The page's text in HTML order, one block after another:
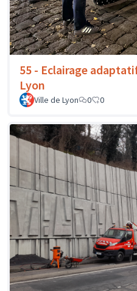
55 - Eclairage
Lyon
Ville de Lyon 0 0